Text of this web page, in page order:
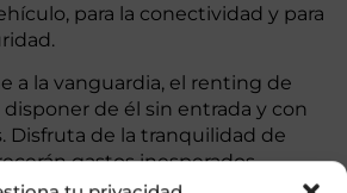
para la conectividad y para
a la vanguardia, el renting de
de él sin entrada y con
Disfruta de la tranquilidad de
gastos inesperados
y las reparaciones están